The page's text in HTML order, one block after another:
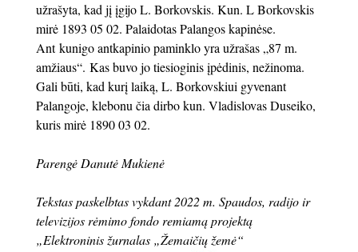
užrašyta, kad jį įgijo L. Borkovskis. Kun. L Borkovskis
mirė 1893 05 02. Palaidotas Palangos kapinėse.
Ant kunigo antkapinio paminklo yra užrašas „87 m.
amžiaus“. Kas buvo jo tiesioginis įpėdinis, nežinoma.
Gali būti, kad kurį laiką, L. Borkovskiui gyvenant
Palangoje, klebonu čia dirbo kun. Vladislovas Duseiko,
kuris mirė 1890 03 02.
Parengė Danutė Mukienė
Tekstas paskelbtas vykdant 2022 m. Spaudos, radijo ir
televizijos rėmimo fondo remiamą projektą
„Elektroninis žurnalas „Žemaičių žemė“